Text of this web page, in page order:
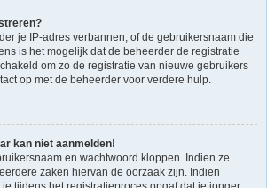
je IP-adres verbannen, of de gebruikersnaam die
is het mogelijk dat de beheerder de registratie
om zo de registratie van nieuwe gebruikers
op met de beheerder voor verdere hulp.
kan niet aanmelden!
en wachtwoord kloppen. Indien ze
zaken hiervan de oorzaak zijn. Indien